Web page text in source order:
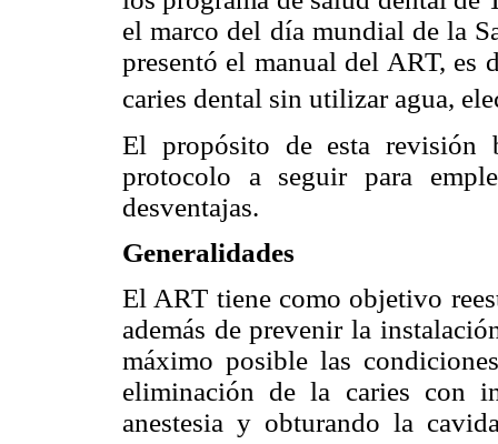
el marco del día mundial de la
presentó el manual del ART, es
caries dental sin utilizar agua,
El propósito de esta revisión
protocolo a seguir para
desventajas.
Generalidades
El ART tiene como objetivo
además de prevenir la
máximo posible las
eliminación de la caries con
anestesia y obturando la